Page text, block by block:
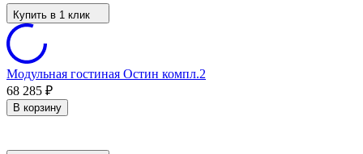
Купить в 1 клик
Модульная гостиная Остин компл.2
68 285 ₽
В корзину